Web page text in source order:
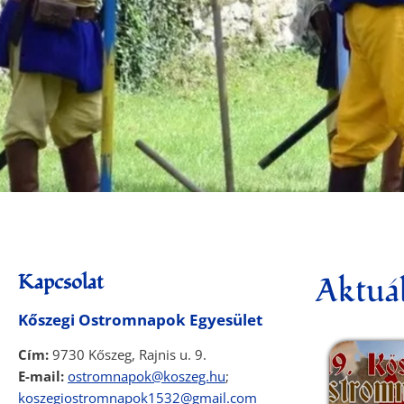
Kapcsolat
Kőszegi Ostromnapok Egyesület
Cím: 9730 Kőszeg, Rajnis u. 9.
E-mail: ostromnapok@koszeg.hu;
koszegiostromnapok1532@gmail.com